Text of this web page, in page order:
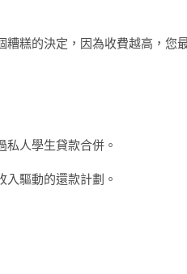
糕的決定，因為收費越高，您
人學生貸款合併。
驅動的還款計劃。